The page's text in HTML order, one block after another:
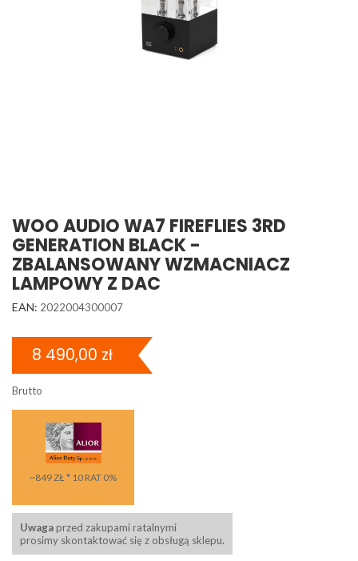
WOO AUDIO WA7 FIREFLIES 3RD
GENERATION BLACK -
ZBALANSOWANY WZMACNIACZ
LAMPOWY Z DAC
EAN: 2022004300007
8 490,00 zł
Brutto
~849 ZŁ * 10 RAT 0%
Uwaga przed zakupami ratalnymi
prosimy skontaktować się z obsługą sklepu.